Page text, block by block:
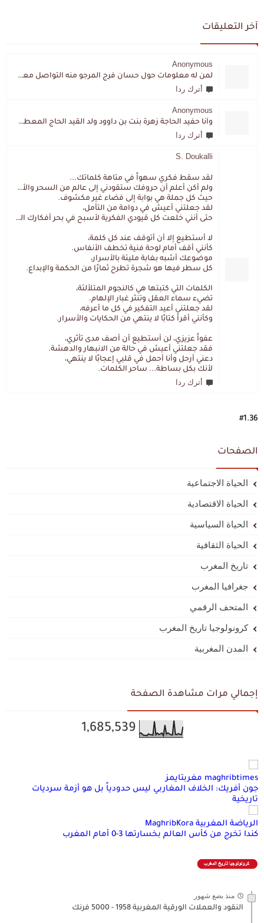
آخر التعليقات
Anonymous
لمن له معلومات حول حسان فرج المرجو منه التواصل معي لقد اختفى تماما و كانت لي به علاقة تواصل خاصة
أترك ردا
Anonymous
وأنا حفيد الحاجة زهرة بنت بن داوود ولد القيد الحاج المعطي المزمزي . ولا نمتلك من إرثه شيئا .
أترك ردا
S. Doukalli
لقد سقط فكري سهواً في متاهة كلماتك...
ولم أكن أعلم أن حروفك ستقودني إلى عالم من السحر والألغاز،
حيث كل جملة هي بوابة إلى فضاء غير مكشوف.
لقد جعلتني أعيش في دوامة من التأمل،
حتى أنني خلعت كل قيودي الفكرية لأسبح في بحر أفكارك العميق.
لا أستطيع إلا أن أتوقف عند كل كلمة،
كأنني أقف أمام لوحة فنية تخطف الأنفاس.
موضوعك أشبه بغابة مليئة بالأسرار،
كل سطر فيها هو شجرة تطرح ثمارًا من الحكمة والإبداع.
الكلمات التي كتبتها هي كالنجوم المتلألئة،
تضيء سماء العقل وتنثر غبار الإلهام.
لقد جعلتني أعيد التفكير في كل ما أعرفه،
وكأنني أقرأ كتابًا لا ينتهي من الحكايات والأسرار.
عفواً عزيزي، لن أستطيع أن أصف مدى تأثري،
فقد جعلتني أعيش في حالة من الانبهار والدهشة.
دعني أرحل وأنا أحمل في قلبي إعجابًا لا ينتهي،
لأنك بكل بساطة... ساحر الكلمات.
أترك ردا
#1.36
الصفحات
الحياة الاجتماعية
الحياة الاقتصادية
الحياة السياسية
الحياة الثقافية
تاريخ المغرب
جغرافيا المغرب
المتحف الرقمي
كرونولوجيا تاريخ المغرب
المدن المغربية
إجمالي مرات مشاهدة الصفحة
1,685,539
maghribtimes مغربتايمز
جون أفريك: الخلاف المغاربي ليس حدودياً بل هو أزمة سرديات
تاريخية
الرياضة المغربية MaghribKora
كندا تخرج من كأس العالم بخسارتها 3-0 أمام المغرب
منذ بضع شهور
النقود والعملات الورقية المغربية 1958 - 5000 فرنك